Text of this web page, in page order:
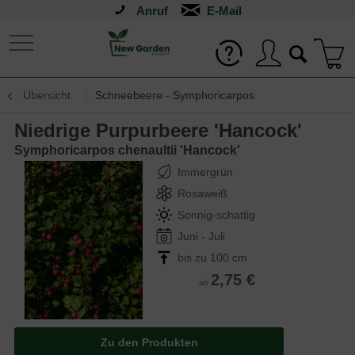
Anruf
Übersicht Schneebeere - Symphoricarpos
Niedrige Purpurbeere 'Hancock'
Symphoricarpos chenaultii 'Hancock'
Immergrün
Rosaweiß
Sonnig-schattig
Juni - Juli
bis zu 100 cm
ab 2,75 €
Zu den Produkten